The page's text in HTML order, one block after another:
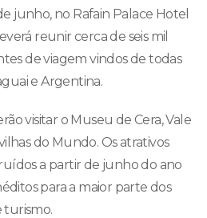
junho, no Rafain Palace Hotel
reunir cerca de seis mil
de viagem vindos de todas
e Argentina.
visitar o Museu de Cera, Vale
do Mundo. Os atrativos
a partir de junho do ano
para a maior parte dos
turismo.